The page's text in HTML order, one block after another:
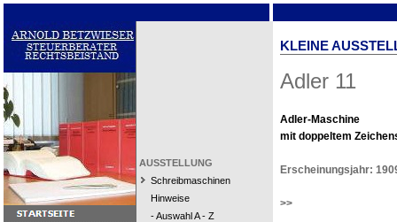
AUSSTELLUNG
Schreibmaschinen
Hinweise
- Auswahl A - Z
KLEINE
Adler 11
Adler-Maschine
mit doppeltem
Erscheinungsjahr:
>>